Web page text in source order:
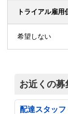
トライアル雇用
希望しない
お近くの募
配達スタッ